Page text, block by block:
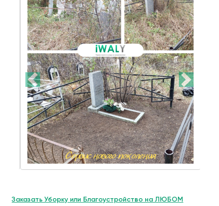
Заказать Уборку или Благоустройство на ЛЮБОМ